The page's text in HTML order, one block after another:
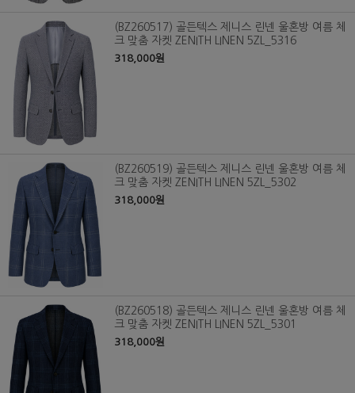
(BZ260517) 골든텍스 제니스 린넨 울혼방 여름 체
크 맞춤 자켓 ZENITH LINEN 5ZL_5316
318,000원
(BZ260519) 골든텍스 제니스 린넨 울혼방 여름 체
크 맞춤 자켓 ZENITH LINEN 5ZL_5302
318,000원
(BZ260518) 골든텍스 제니스 린넨 울혼방 여름 체
크 맞춤 자켓 ZENITH LINEN 5ZL_5301
318,000원